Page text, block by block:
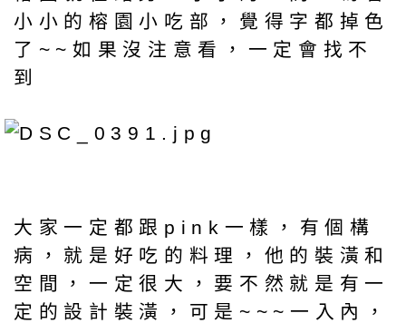
小小的榕園小吃部，覺得字都掉色
了~~如果沒注意看，一定會找不
到
大家一定都跟pink一樣，有個構
病，就是好吃的料理，他的裝潢和
空間，一定很大，要不然就是有一
定的設計裝潢，可是~~~一入內，